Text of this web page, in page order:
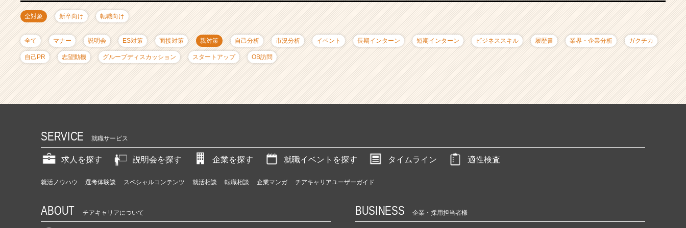
ャ
リ
ア
（C
h
e
e
r）
全対象 新卒向け 転職向け
全て マナー 説明会 ES対策 面接対策 親対策 自己分析 市況分析 イベント 長期インターン 短期インターン ビジネススキル 履歴書 業界・企業分析 ガクチカ
自己PR 志望動機 グループディスカッション スタートアップ OB訪問
SERVICE 就職サービス
求人を探す 説明会を探す 企業を探す 就職イベントを探す タイムライン 適性検査
就活ノウハウ 選考体験談 スペシャルコンテンツ 就活相談 転職相談 企業マンガ チアキャリアユーザーガイド
ABOUT チアキャリアについて BUSINESS 企業・採用担当者様